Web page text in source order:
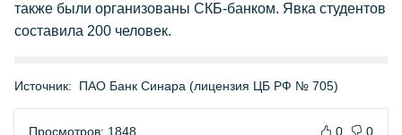
также были организованы СКБ-банком. Явка студентов
составила 200 человек.
Источник: ПАО Банк Синара (лицензия ЦБ РФ № 705)
Просмотров: 1848 0 0